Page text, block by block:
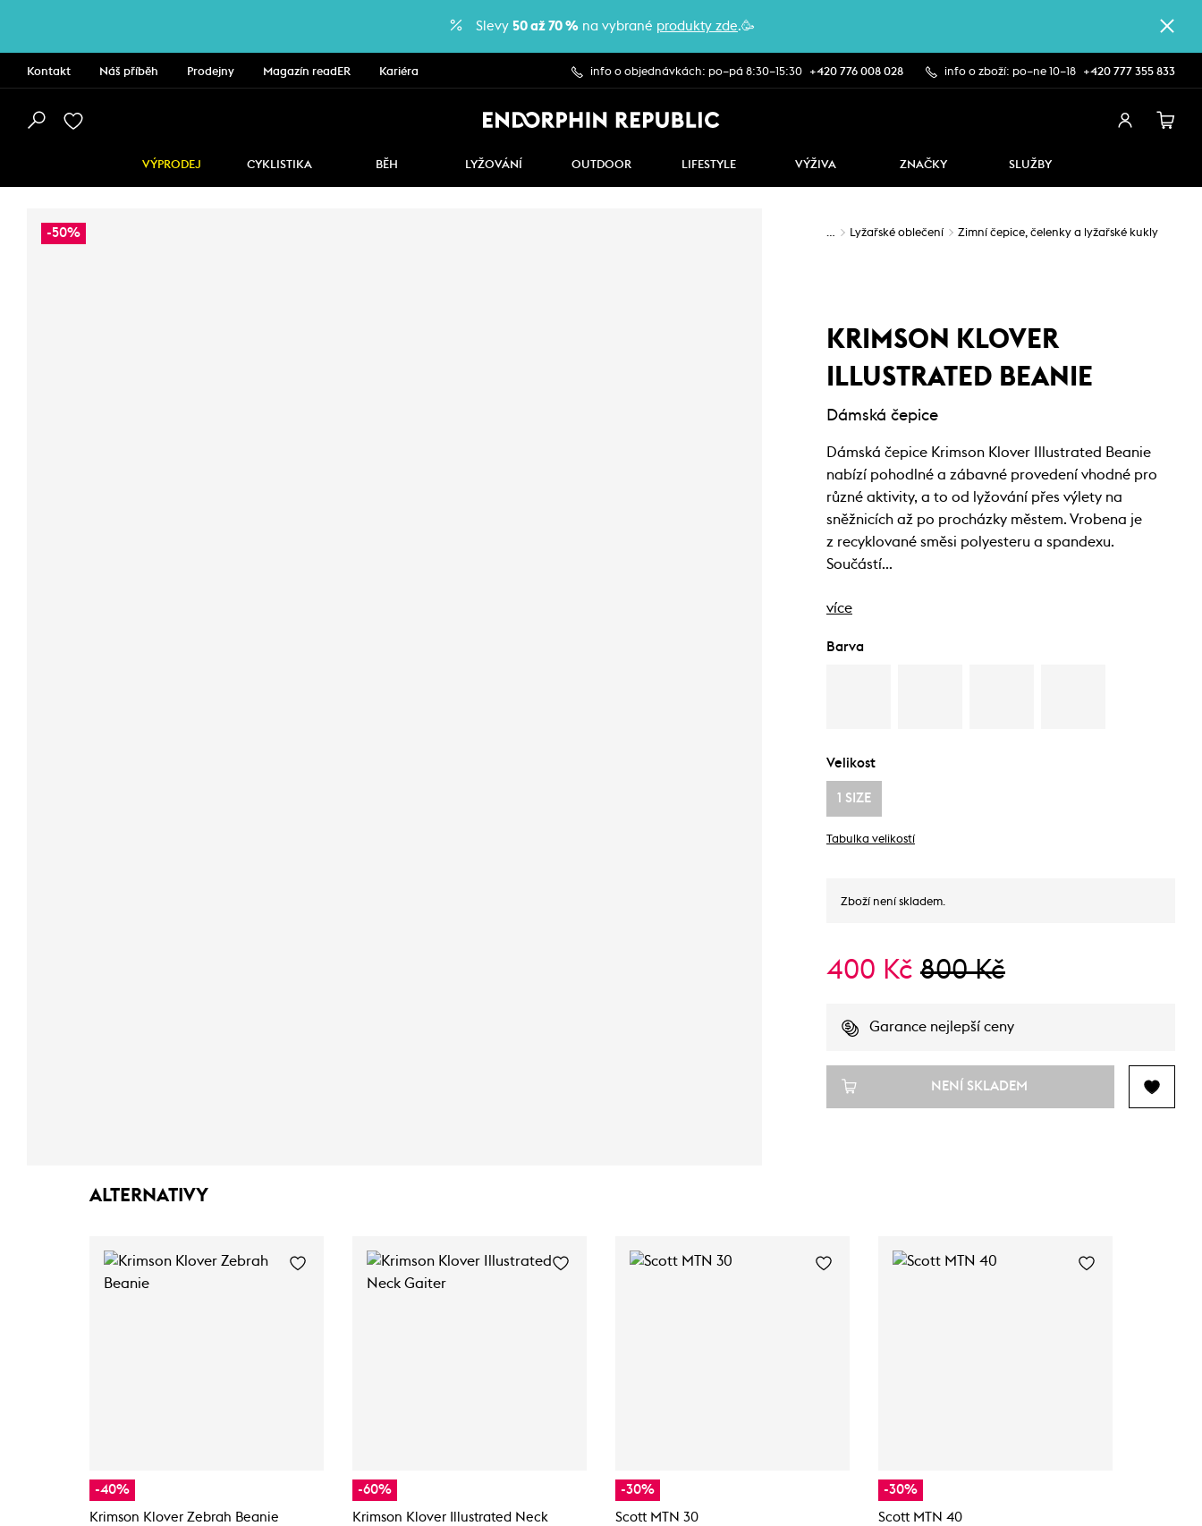
Slevy 50 až 70 % na vybrané produkty zde.🥳
Kontakt Náš příběh Prodejny Magazín readER Kariéra info o objednávkách: po–pá 8:30–15:30 +420 776 008 028 info o zboží: po–ne 10–18 +420 777 355 833
VÝPRODEJ CYKLISTIKA BĚH LYŽOVÁNÍ OUTDOOR LIFESTYLE VÝŽIVA ZNAČKY SLUŽBY
-50% … Lyžařské oblečení Zimní čepice, čelenky a lyžařské kukly
KRIMSON KLOVER
ILLUSTRATED BEANIE
Dámská čepice
Dámská čepice Krimson Klover Illustrated Beanie
nabízí pohodlné a zábavné provedení vhodné pro
různé aktivity, a to od lyžování přes výlety na
sněžnicích až po procházky městem. Vrobena je
z recyklované směsi polyesteru a spandexu.
Součástí…
více
Barva
Velikost
1 SIZE
Tabulka velikostí
Zboží není skladem.
400 Kč 800 Kč
Garance nejlepší ceny
NENÍ SKLADEM
ALTERNATIVY
-40%
Krimson Klover Zebrah Beanie
-60%
Krimson Klover Illustrated Neck
-30%
Scott MTN 30
-30%
Scott MTN 40